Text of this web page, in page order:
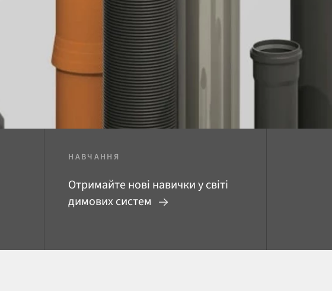
НАВЧАННЯ
Отримайте нові навички у світі
димових систем